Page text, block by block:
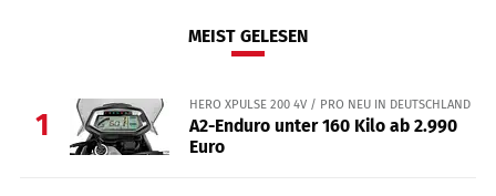
MEIST GELESEN
1
HERO XPULSE 200 4V / PRO NEU IN DEUTSCHLAND
A2-Enduro unter 160 Kilo ab 2.990
Euro